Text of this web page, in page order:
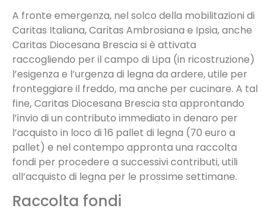
A fronte emergenza, nel solco della mobilitazioni di
Caritas Italiana, Caritas Ambrosiana e Ipsia, anche
Caritas Diocesana Brescia si è attivata
raccogliendo per il campo di Lipa (in ricostruzione)
l’esigenza e l’urgenza di legna da ardere, utile per
fronteggiare il freddo, ma anche per cucinare. A tal
fine, Caritas Diocesana Brescia sta approntando
l’invio di un contributo immediato in denaro per
l’acquisto in loco di 16 pallet di legna (70 euro a
pallet) e nel contempo appronta una raccolta
fondi per procedere a successivi contributi, utili
all’acquisto di legna per le prossime settimane.
Raccolta fondi